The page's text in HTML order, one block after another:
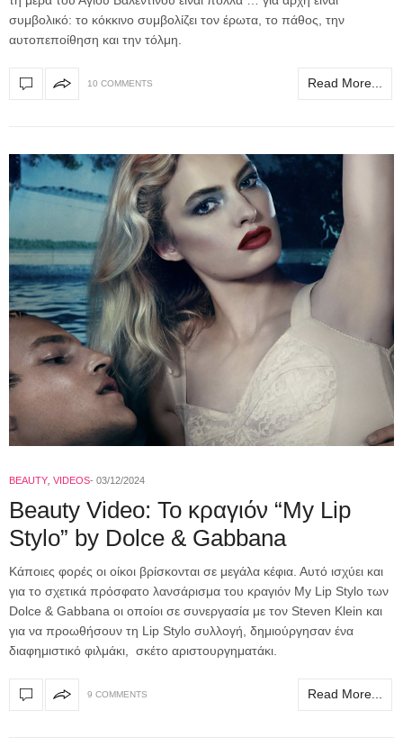
συμβολικό: το κόκκινο συμβολίζει τον έρωτα, το πάθος, την
αυτοπεποίθηση και την τόλμη.
10 COMMENTS Read More...
BEAUTY VIDEOS 03/12/2024
Beauty Video: To κραγιόν “My Lip
Stylo” by Dolce & Gabbana
Κάποιες φορές οι οίκοι βρίσκονται σε μεγάλα κέφια. Αυτό ισχύει και
για το σχετικά πρόσφατο λανσάρισμα του κραγιόν My Lip Stylo των
Dolce & Gabbana οι οποίοι σε συνεργασία με τον Steven Klein και
για να προωθήσουν τη Lip Stylo συλλογή, δημιούργησαν ένα
διαφημιστικό φιλμάκι, σκέτο αριστουργηματάκι.
9 COMMENTS Read More...